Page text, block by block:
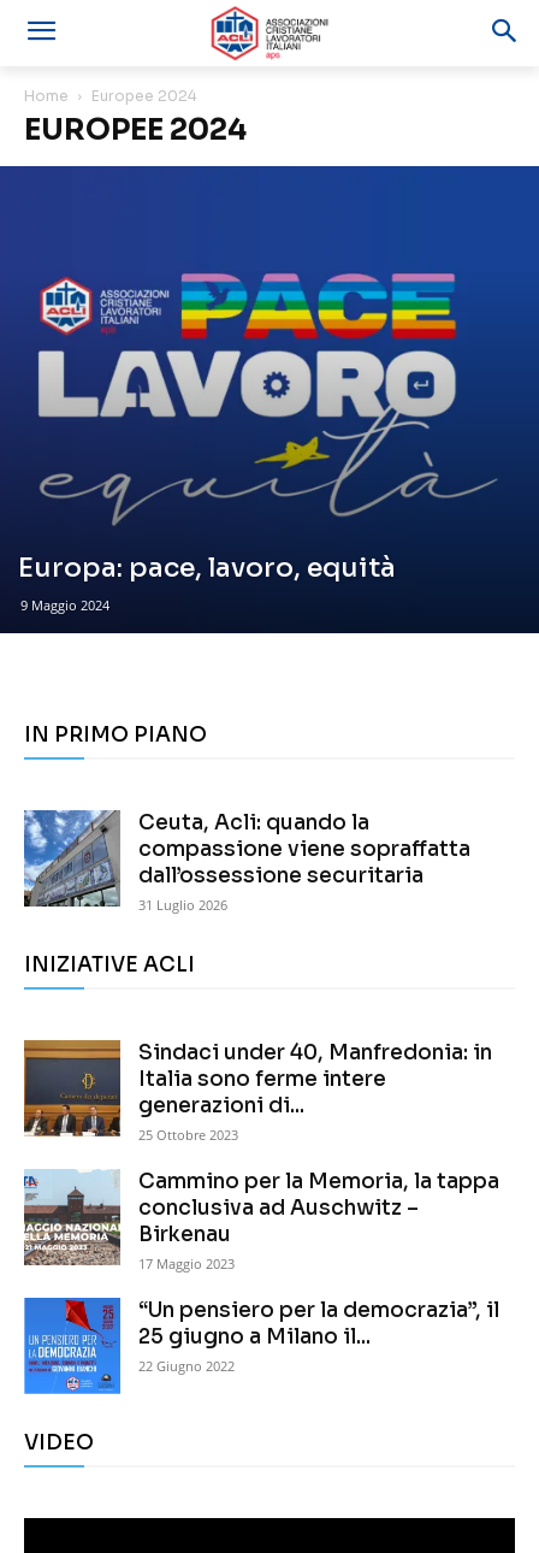
Home Europee 2024
EUROPEE 2024
Europa: pace, lavoro, equità
9 Maggio 2024
IN PRIMO PIANO
Ceuta, Acli: quando la
compassione viene sopraffatta
dall’ossessione securitaria
31 Luglio 2026
INIZIATIVE ACLI
Sindaci under 40, Manfredonia: in
Italia sono ferme intere
generazioni di...
25 Ottobre 2023
Cammino per la Memoria, la tappa
conclusiva ad Auschwitz –
Birkenau
17 Maggio 2023
“Un pensiero per la democrazia”, il
25 giugno a Milano il...
22 Giugno 2022
VIDEO